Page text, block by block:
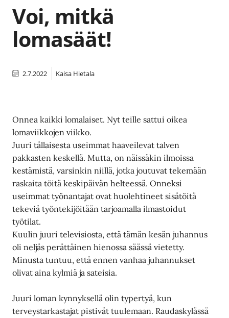
Voi, mitkä
lomasäät!
2.7.2022 Kaisa Hietala
Onnea kaikki lomalaiset. Nyt teille sattui oikea
lomaviikkojen viikko.
Juuri tällaisesta useimmat haaveilevat talven
pakkasten keskellä. Mutta, on näissäkin ilmoissa
kestämistä, varsinkin niillä, jotka joutuvat tekemään
raskaita töitä keskipäivän helteessä. Onneksi
useimmat työnantajat ovat huolehtineet sisätöitä
tekeviä työntekijöitään tarjoamalla ilmastoidut
työtilat.
Kuulin juuri televisiosta, että tämän kesän juhannus
oli neljäs perättäinen hienossa säässä vietetty.
Minusta tuntuu, että ennen vanhaa juhannukset
olivat aina kylmiä ja sateisia.
Juuri loman kynnyksellä olin typertyä, kun
terveystarkastajat pistivät tuulemaan. Raudaskylässä